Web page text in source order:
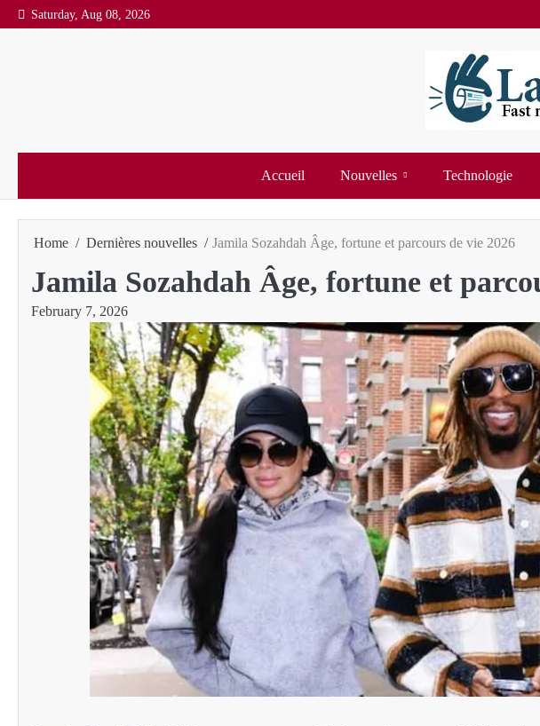
Skip
to
Saturday, Aug 08, 2026
Accueil Nouvelles Technologie
Home Dernières nouvelles Jamila Sozahdah Âge, fortune et parcours de vie 2026
Jamila Sozahdah Âge, fortune et
February 7, 2026